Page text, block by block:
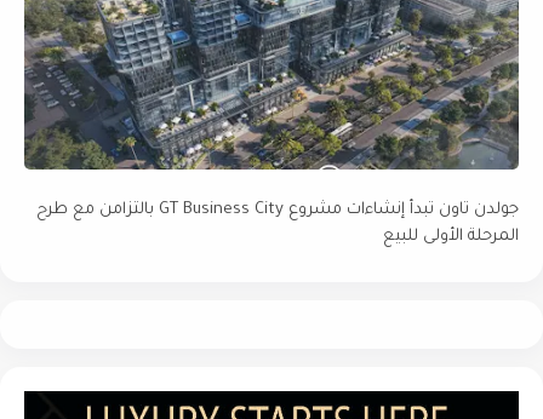
جولدن تاون تبدأ إنشاءات مشروع GT Business City بالتزامن مع طرح
المرحلة الأولى للبيع